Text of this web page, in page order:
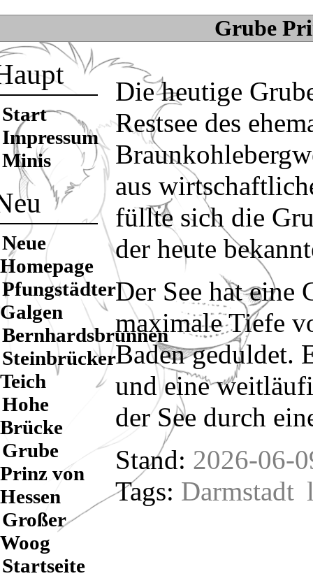
Grube
Start
Impressum
Minis
Neue
Homepage
Pfungstädter
Galgen
Bernhardsbrunnen
Steinbrücker
Teich
Hohe
Brücke
Grube
Prinz von
Hessen
Großer
Woog
Startseite
Die heutige
Restsee des
aus
füllte sich die
der heute
Der See hat eine
maximale Tiefe
Baden geduldet.
und eine
der See durch
Stand: 2026-06-
Tags: Darmstadt